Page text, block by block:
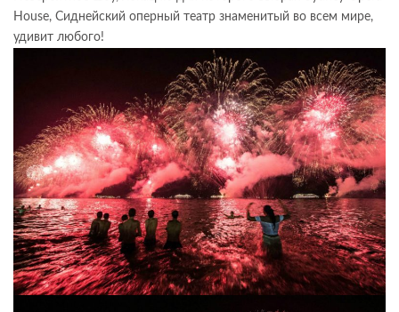
House, Сиднейский оперный театр знаменитый во всем мире,
удивит любого!